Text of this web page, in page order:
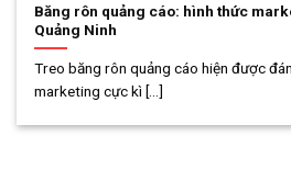
Băng rôn quảng cáo: hình thức
Quảng Ninh
Treo băng rôn quảng cáo hiện được
marketing cực kì [...]